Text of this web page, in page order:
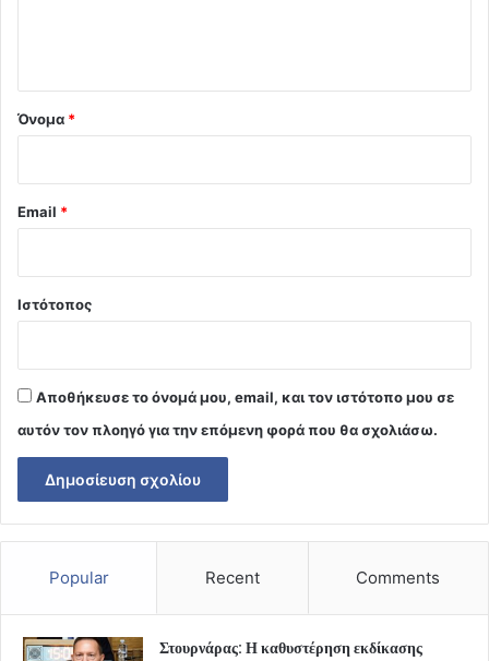
Όνομα *
Email *
Ιστότοπος
Αποθήκευσε το όνομά μου, email, και τον ιστότοπο μου σε
αυτόν τον πλοηγό για την επόμενη φορά που θα σχολιάσω.
Popular Recent Comments
Στουρνάρας: Η καθυστέρηση εκδίκασης